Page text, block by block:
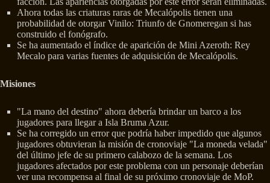
Ahora todas las criaturas raras de Mecalópolis tienen una
probabilidad de otorgar Vinilo: Triunfo de Gnomeregan si has
construido el fonógrafo.
Se ha aumentado el índice de aparición de Mini Azeroth: Rey
Mecalo para varias fuentes de adquisición de Mecalópolis.
Misiones
"La mano del destino" ahora debería brindar un barco a los
jugadores para llegar a Isla Bruma Azur.
Se ha corregido un error que podría haber impedido que algunos
jugadores obtuvieran la misión de cronoviaje "La moneda velada"
del último jefe de su primero calabozo de la semana. Los
jugadores afectados por este problema con un personaje deberían
ver una recompensa al final de su próximo cronoviaje de MoP.